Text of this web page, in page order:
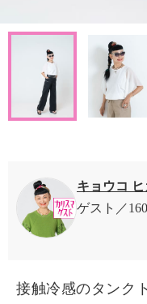
キョウコ
ゲスト
接触冷感のタンク